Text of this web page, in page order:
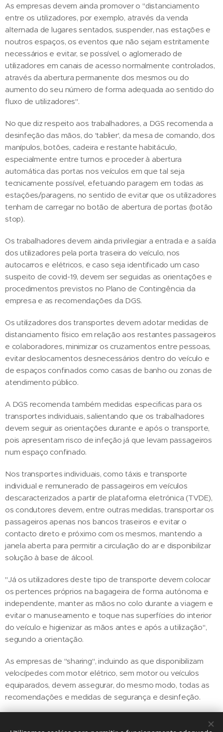
As empresas devem ainda promover o "distanciamento
entre os utilizadores, por exemplo, através da venda
alternada de lugares sentados, suspender, nas estações e
noutros espaços, os eventos que não sejam estritamente
necessários e evitar, se possível, o aglomerado de
utilizadores em canais de acesso normalmente controlados,
através da abertura permanente dos mesmos ou do
aumento do seu número de forma adequada ao sentido do
fluxo de utilizadores".
No que diz respeito aos trabalhadores, a DGS recomenda a
desinfeção das mãos, do 'tablier', da mesa de comando, dos
manípulos, botões, cadeira e restante habitáculo,
especialmente entre turnos e proceder à abertura
automática das portas nos veículos em que tal seja
tecnicamente possível, efetuando paragem em todas as
estações/paragens, no sentido de evitar que os utilizadores
tenham de carregar no botão de abertura de portas (botão
stop).
Os trabalhadores devem ainda privilegiar a entrada e a saída
dos utilizadores pela porta traseira do veículo, nos
autocarros e elétricos, e caso seja identificado um caso
suspeito de covid-19, devem ser seguidas as orientações e
procedimentos previstos no Plano de Contingência da
empresa e as recomendações da DGS.
Os utilizadores dos transportes devem adotar medidas de
distanciamento físico em relação aos restantes passageiros
e colaboradores, minimizar os cruzamentos entre pessoas,
evitar deslocamentos desnecessários dentro do veículo e
de espaços confinados como casas de banho ou zonas de
atendimento público.
A DGS recomenda também medidas especificas para os
transportes individuais, salientando que os trabalhadores
devem seguir as orientações durante e após o transporte,
pois apresentam risco de infeção já que levam passageiros
num espaço confinado.
Nos transportes individuais, como táxis e transporte
individual e remunerado de passageiros em veículos
descaracterizados a partir de plataforma eletrónica (TVDE),
os condutores devem, entre outras medidas, transportar os
passageiros apenas nos bancos traseiros e evitar o
contacto direto e próximo com os mesmos, mantendo a
janela aberta para permitir a circulação do ar e disponibilizar
solução à base de álcool.
"Já os utilizadores deste tipo de transporte devem colocar
os pertences próprios na bagageira de forma autónoma e
independente, manter as mãos no colo durante a viagem e
evitar o manuseamento e toque nas superfícies do interior
do veículo e higienizar as mãos antes e após a utilização",
segundo a orientação.
As empresas de "sharing", incluindo as que disponibilizam
velocípedes com motor elétrico, sem motor ou veículos
equiparados, devem assegurar, do mesmo modo, todas as
recomendações e medidas de segurança e desinfeção.